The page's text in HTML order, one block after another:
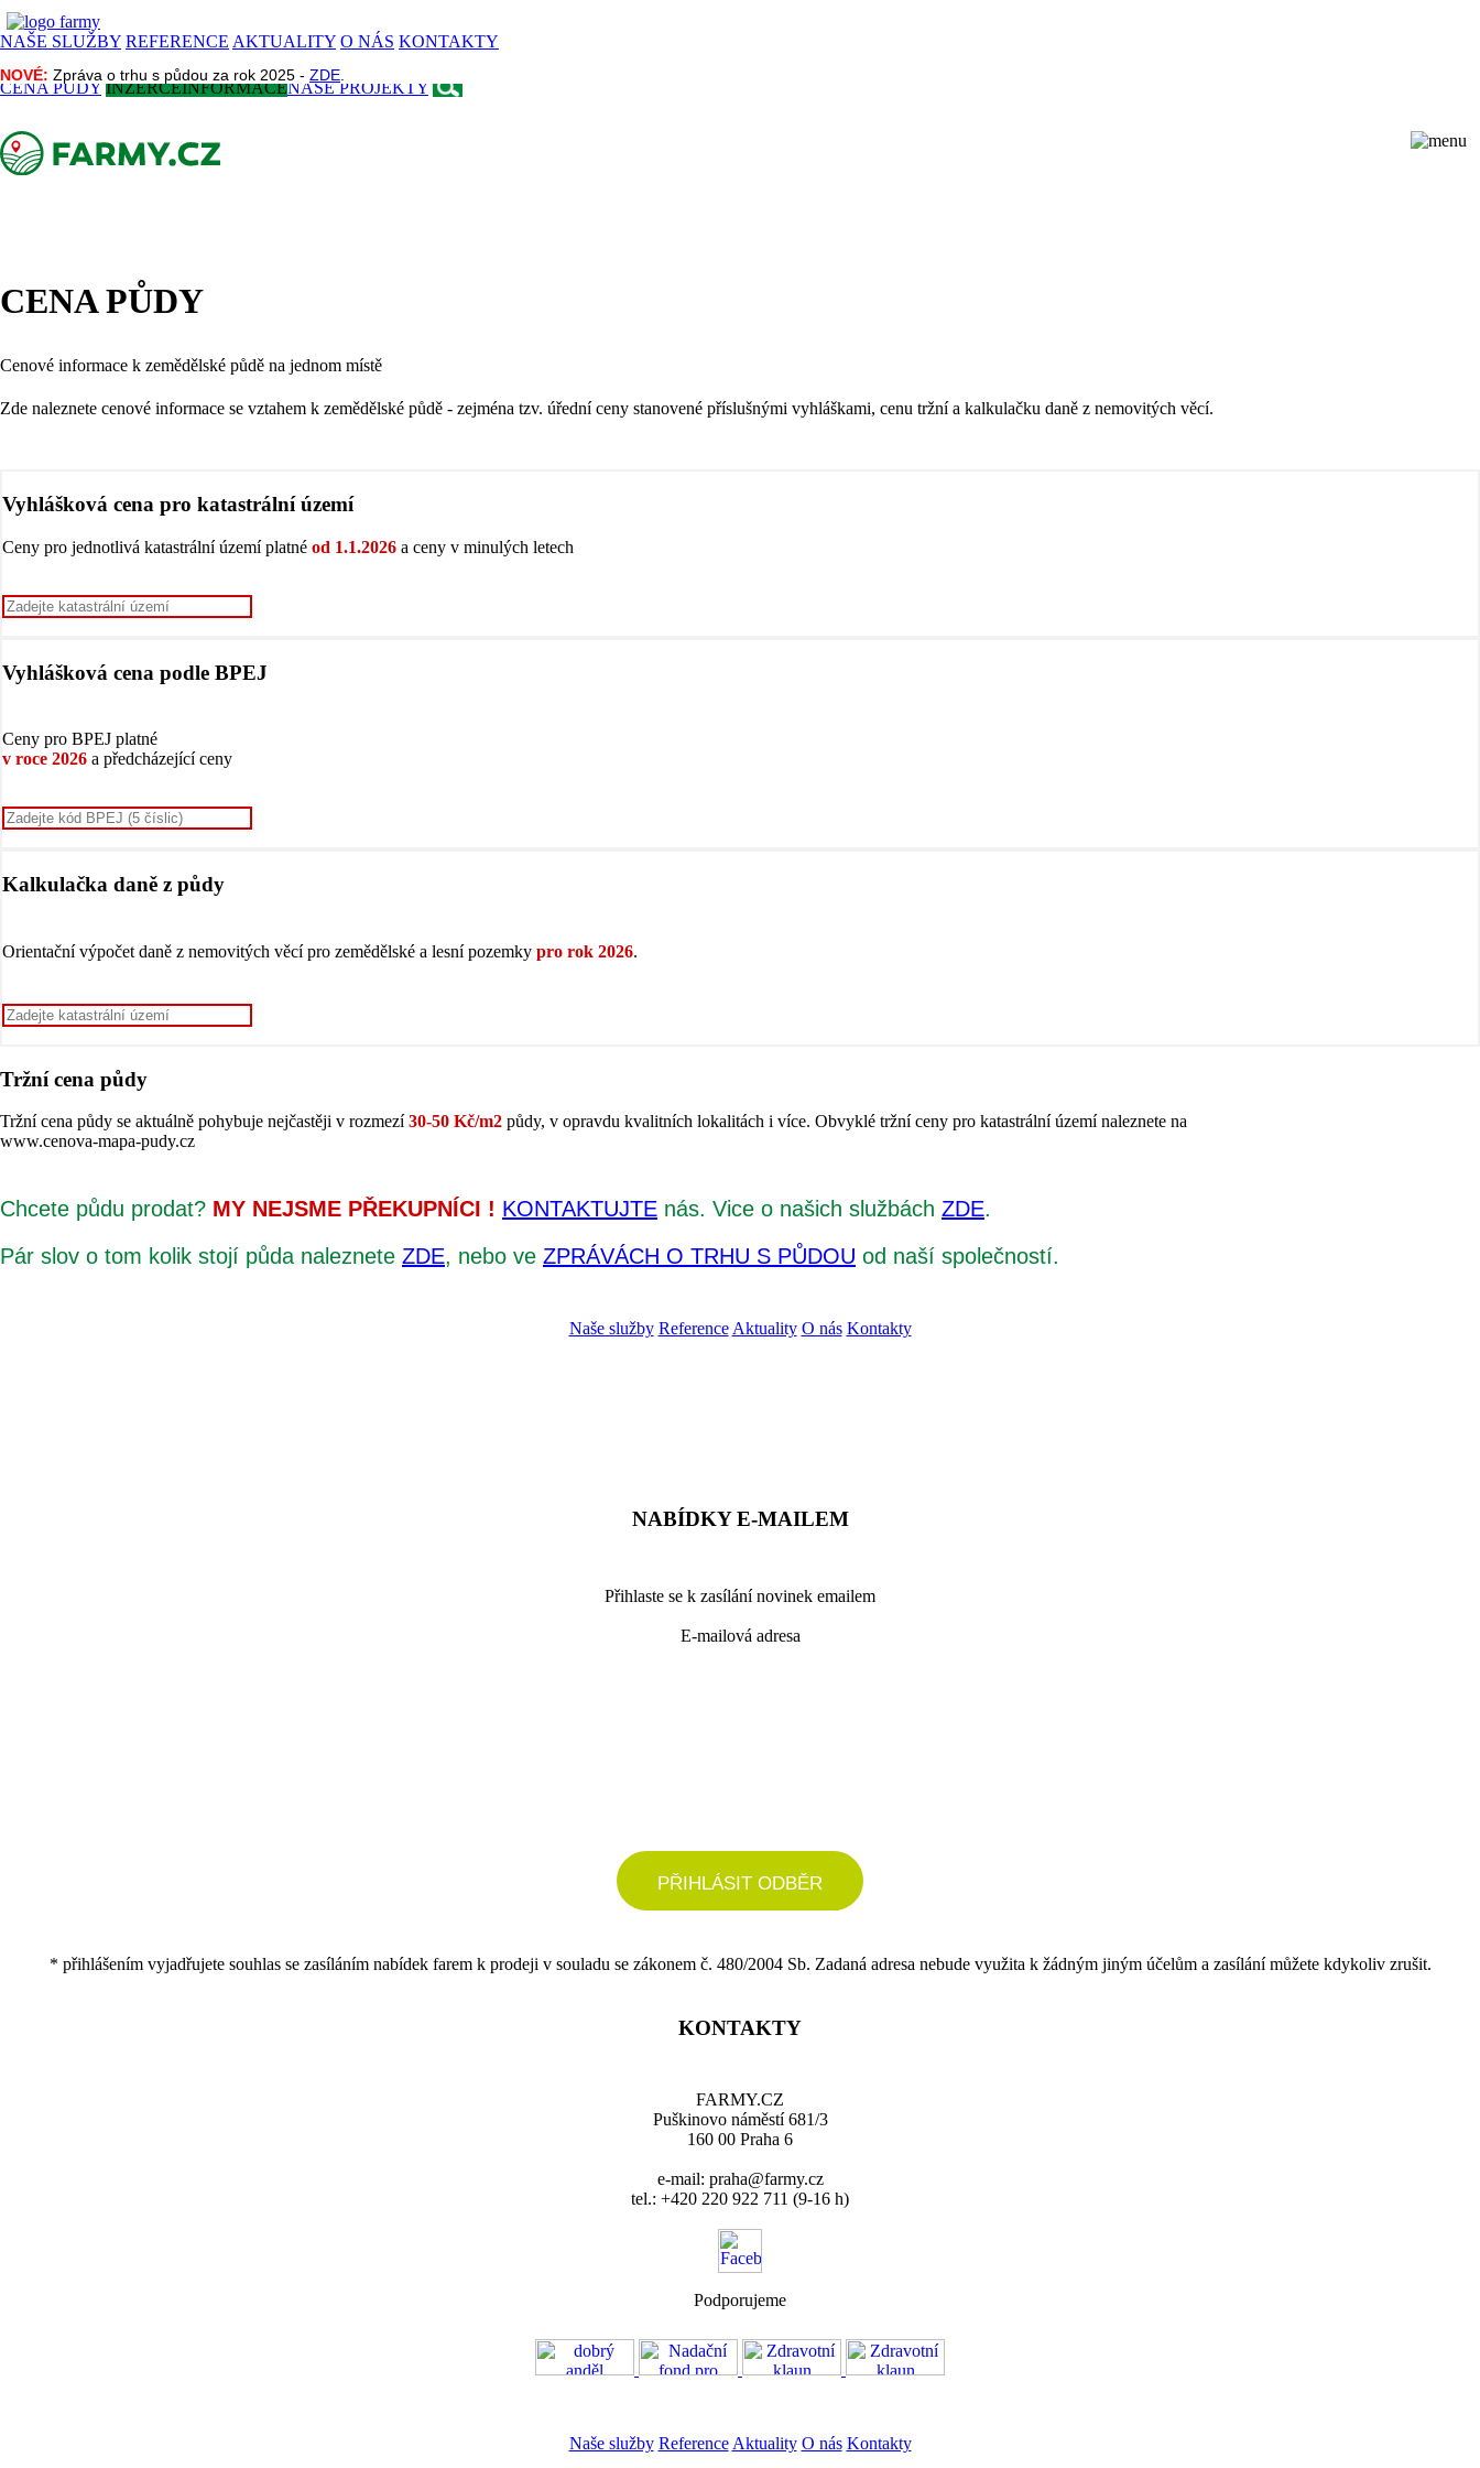
NAŠE SLUŽBY REFERENCE AKTUALITY O NÁS KONTAKTY
NOVÉ: Zpráva o trhu s půdou za rok 2025 - ZDE
CENA PŮDY INZERCEINFORMACENAŠE PROJEKTY
NOVÉ: Zpráva o trhu s půdou za rok 2025 - ZDE
CENA PŮDY
Cenové informace k zemědělské půdě na jednom místě
Zde naleznete cenové informace se vztahem k zemědělské půdě - zejména tzv. úřední ceny stanovené příslušnými vyhláškami, cenu tržní a kalkulačku daně z nemovitých věcí.
Vyhlášková cena pro katastrální území
Ceny pro jednotlivá katastrální území platné od 1.1.2026 a ceny v minulých letech
Vyhlášková cena podle BPEJ
Ceny pro BPEJ platné
v roce 2026 a předcházející ceny
Kalkulačka daně z půdy
Orientační výpočet daně z nemovitých věcí pro zemědělské a lesní pozemky pro rok 2026.
VÍCE INFO
Tržní cena půdy
Tržní cena půdy se aktuálně pohybuje nejčastěji v rozmezí30-50 Kč/m2 půdy, v opravdu kvalitních lokalitách i více. Obvyklé tržní ceny pro katastrální území naleznete na
www.cenova-mapa-pudy.cz
Chcete půdu prodat? MY NEJSME PŘEKUPNÍCI ! KONTAKTUJTE nás. Vice o našich službách ZDE.
Pár slov o tom kolik stojí půda naleznete ZDE, nebo ve ZPRÁVÁCH O TRHU S PŮDOU od naší společností.
Naše služby Reference Aktuality O nás Kontakty
NABÍDKY E-MAILEM
Přihlaste se k zasílání novinek emailem
E-mailová adresa
PŘIHLÁSIT ODBĚR
* přihlášením vyjadřujete souhlas se zasíláním nabídek farem k prodeji v souladu se zákonem č. 480/2004 Sb. Zadaná adresa nebude využita k žádným jiným účelům a zasílání můžete kdykoliv zrušit.
KONTAKTY
FARMY.CZ
Puškinovo náměstí 681/3
160 00 Praha 6
e-mail: praha@farmy.cz
tel.: +420 220 922 711 (9-16 h)
Podporujeme
Naše služby Reference Aktuality O nás Kontakty